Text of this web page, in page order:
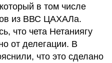
в том числе
из ВВС ЦАХАЛа.
что чета Нетаниягу
от делегации. В
что это сделано